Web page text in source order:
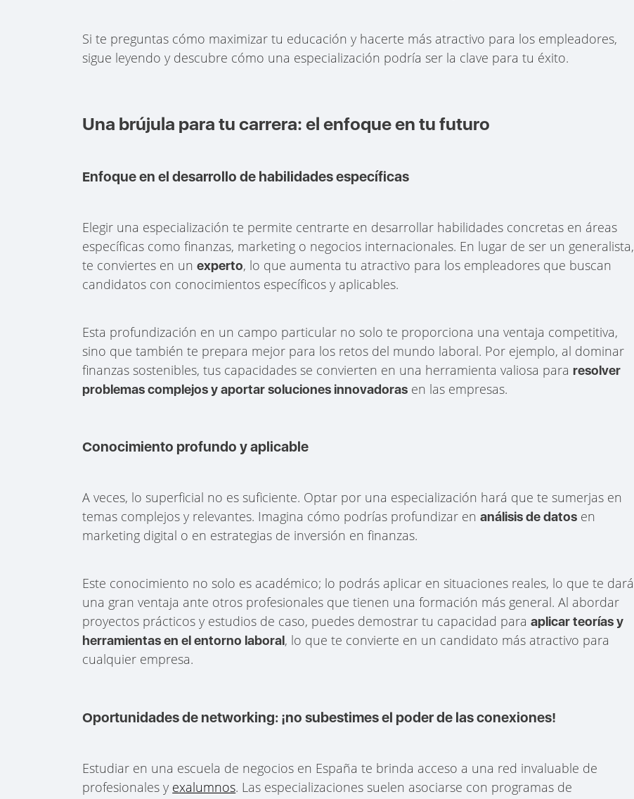
Si te preguntas cómo maximizar tu educación y hacerte más atractivo para los empleadores,
sigue leyendo y descubre cómo una especialización podría ser la clave para tu éxito.
Una brújula para tu carrera: el enfoque en tu futuro
Enfoque en el desarrollo de habilidades específicas
Elegir una especialización te permite centrarte en desarrollar habilidades concretas en áreas
específicas como finanzas, marketing o negocios internacionales. En lugar de ser un generalista,
te conviertes en unexperto, lo que aumenta tu atractivo para los empleadores que buscan
candidatos con conocimientos específicos y aplicables.
Esta profundización en un campo particular no solo te proporciona una ventaja competitiva,
sino que también te prepara mejor para los retos del mundo laboral. Por ejemplo, al dominar
finanzas sostenibles, tus capacidades se convierten en una herramienta valiosa pararesolver
problemas complejos y aportar soluciones innovadoras en las empresas.
Conocimiento profundo y aplicable
A veces, lo superficial no es suficiente. Optar por una especialización hará que te sumerjas en
temas complejos y relevantes. Imagina cómo podrías profundizar enanálisis de datos en
marketing digital o en estrategias de inversión en finanzas.
Este conocimiento no solo es académico; lo podrás aplicar en situaciones reales, lo que te dará
una gran ventaja ante otros profesionales que tienen una formación más general. Al abordar
proyectos prácticos y estudios de caso, puedes demostrar tu capacidad paraaplicar teorías y
herramientas en el entorno laboral, lo que te convierte en un candidato más atractivo para
cualquier empresa.
Oportunidades de networking: ¡no subestimes el poder de las conexiones!
Estudiar en una escuela de negocios en España te brinda acceso a una red invaluable de
profesionales y exalumnos. Las especializaciones suelen asociarse con programas de